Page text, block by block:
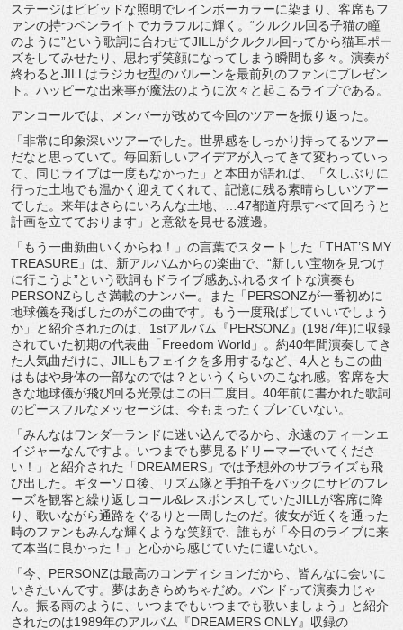
ステージはビビッドな照明でレインボーカラーに染まり、 客席もフ
ァンの持つペンライトでカラフルに輝く。“クルクル回る子猫の瞳
のように”という歌詞に合わせてJILLがクルクル回ってから猫耳ポー
ズを してみせたり、思わず笑顔になってしまう瞬間も多々。 演奏が
終わるとJILLはラジカセ型のバルーンを最前列のファンにプレゼン
ト。 ハッピーな出来事が魔法のように次々と起こるライブである。
アンコールでは、メンバーが改めて今回のツアーを振り返った。
「非常に印象深いツアーでした。 世界感をしっかり持ってるツアー
だなと思っていて。 毎回新しいアイデアが入ってきて変わっていっ
て、 同じライブは一度もなかった」と本田が語れば、「久しぶりに
行った土地でも温かく迎えてくれて、 記憶に残る素晴らしいツアー
でした。来年はさらにいろんな土地、
…47都道府県すべて回ろうと
計画を立てております」
と意欲を見せる渡邊。
「もう一曲新曲いくからね！」の言葉でスタートした「THAT’S MY
TREASURE」は、新アルバムからの楽曲で、“新しい宝物を見つけ
に行こうよ”という歌詞もドライブ感あふれるタイトな演奏も
PERSONZら しさ満載のナンバー。また「PERSONZが一番初めに
地球儀を飛ばしたのがこの曲です。
もう一度飛ばしていいでしょう
か」と紹介されたのは、 1stアルバム『PERSONZ』(1987年)に収録
されていた初期の代表曲「Freedom World」。約40年間演奏してき
た人気曲だけに、 JILLもフェイクを多用するなど、 4人ともこの曲
はもはや身体の一部なのでは？ というくらいのこなれ感。 客席を大
きな地球儀が飛び回る光景はこの日二度目。 40年前に書かれた歌詞
のピースフルなメッセージは、 今もまったくブレていない。
「みんなはワンダーランドに迷い込んでるから、 永遠のティーンエ
イジャーなんですよ。 いつまでも夢見るドリーマーでいてくださ
い！」と紹介された「DREAMERS」では予想外のサプライズも飛
び出した。 ギターソロ後、
リズム隊と手拍子をバックにサビのフレ
ーズを観客と繰り返しコール&レスポンスしていたJILLが客席に降
り、 歌いながら通路をぐるりと一周したのだ。 彼女が近くを通った
時のファンもみんな輝くような笑顔で、 誰もが「今日のライブに来
て本当に良かった！」
と心から感じていたに違いない。
「今、PERSONZは最高のコンディションだから、 皆んなに会いに
いきたいんです。夢はあきらめちゃだめ。 バンドって演奏力じゃ
ん。振る雨のように、 いつまでもいつまでも歌いましょう」
と紹介
されたのは1989年のアルバム『DREAMERS ONLY』収録の